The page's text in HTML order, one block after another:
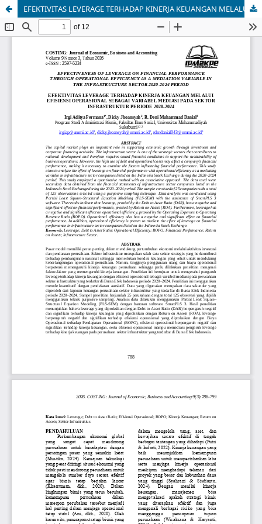
EFEKTIVITAS LEVERAGE TERHADAP KINERJA KEUANGAN MELALUI EFISIENSI OPERASIONAL SEBAGAI VARIABEL MEDIASI PADA SEKTOR INFRASTRUKTUR PERIODE 2020-2024